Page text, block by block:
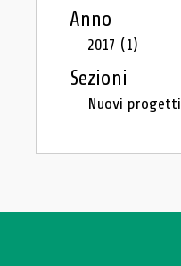
Anno
2017 (1)
Sezioni
Nuovi progetti